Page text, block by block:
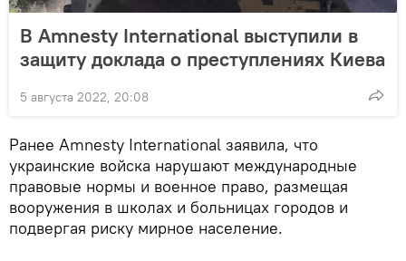
В Amnesty International выступили в
защиту доклада о преступлениях Киева
5 августа 2022, 20:08
Ранее Amnesty International заявила, что
украинские войска нарушают международные
правовые нормы и военное право, размещая
вооружения в школах и больницах городов и
подвергая риску мирное население.